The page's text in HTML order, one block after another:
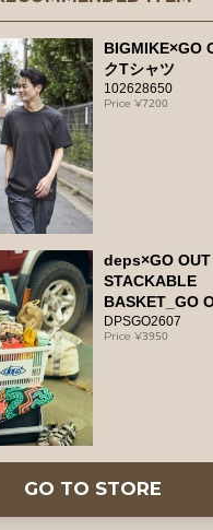
BIGMIKE×GO
クTシャツ
102628650
7200
deps×GO OUT
STACKABLE
BASKET_GO
DPSGO2607
3950
GO TO STORE